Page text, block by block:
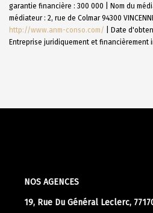
garantie financière : 300 000 | Nom du
médiateur : 2, rue de Colmar 94300
http://www.anm-conso.com/ | Date
Entreprise juridiquement et financièrement
NOS AGENCES
19, Rue Du Général Leclerc,